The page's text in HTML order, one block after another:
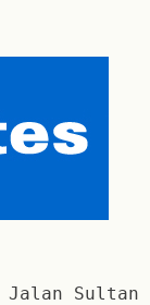
Jalan Sultan